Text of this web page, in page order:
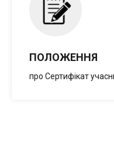
ПОЛОЖЕННЯ
про Сертифікат